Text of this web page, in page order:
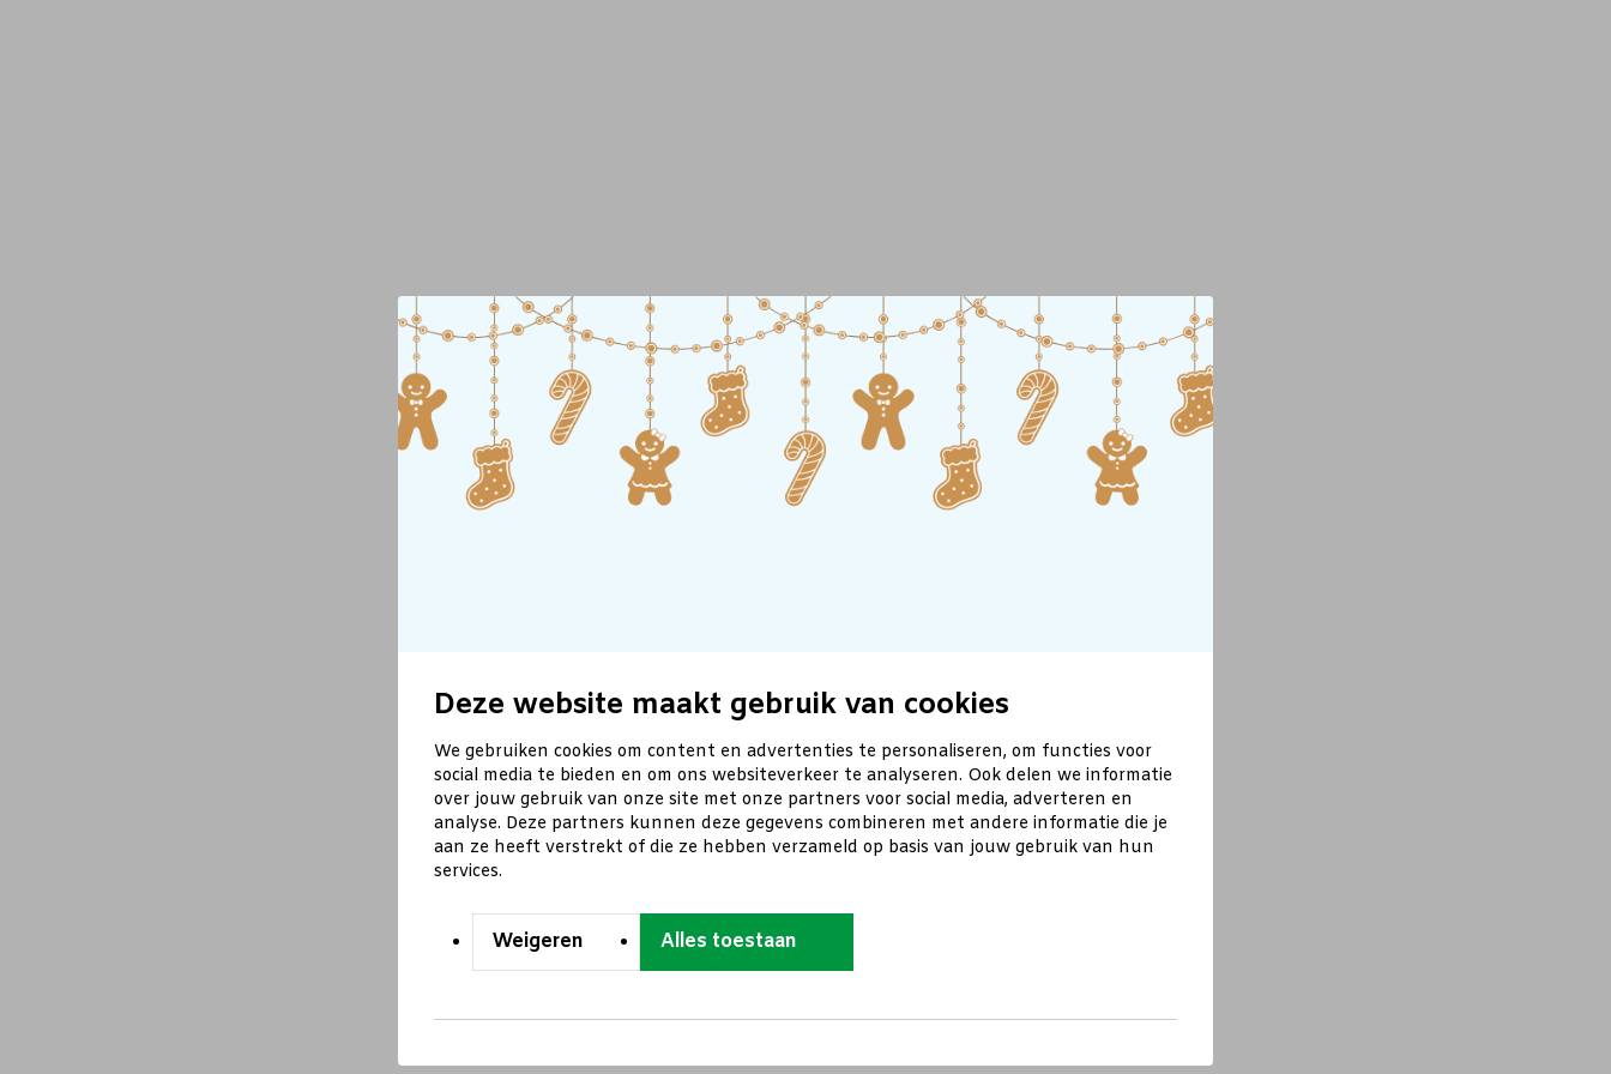
Deze website maakt gebruik van cookies
We gebruiken cookies om content en advertenties te personaliseren, om functies voor
social media te bieden en om ons websiteverkeer te analyseren. Ook delen we informatie
over jouw gebruik van onze site met onze partners voor social media, adverteren en
analyse. Deze partners kunnen deze gegevens combineren met andere informatie die je
aan ze heeft verstrekt of die ze hebben verzameld op basis van jouw gebruik van hun
services.
Weigeren Alles toestaan